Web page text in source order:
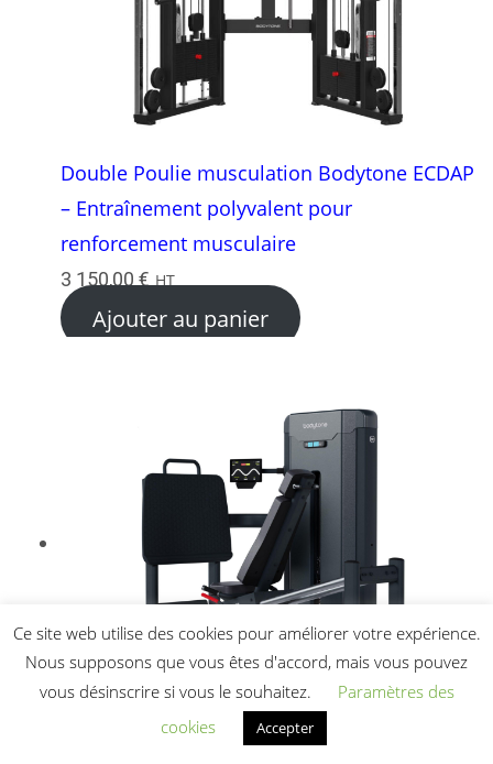
Double Poulie musculation Bodytone ECDAP
– Entraînement polyvalent pour
renforcement musculaire
3 150,00 € HT
Ajouter au panier
Ce site web utilise des cookies pour améliorer votre expérience.
Nous supposons que vous êtes d'accord, mais vous pouvez
vous désinscrire si vous le souhaitez.
Paramètres des
cookies
Accepter